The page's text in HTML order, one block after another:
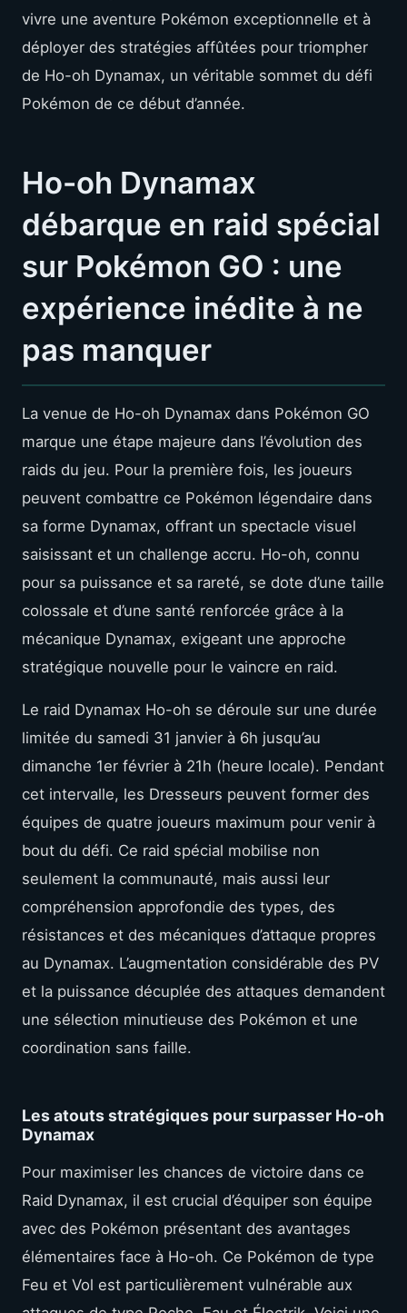
vivre une aventure Pokémon exceptionnelle et à
déployer des stratégies affûtées pour triompher
de Ho-oh Dynamax, un véritable sommet du défi
Pokémon de ce début d’année.
Ho-oh Dynamax
débarque en raid spécial
sur Pokémon GO : une
expérience inédite à ne
pas manquer
La venue de Ho-oh Dynamax dans Pokémon GO
marque une étape majeure dans l’évolution des
raids du jeu. Pour la première fois, les joueurs
peuvent combattre ce Pokémon légendaire dans
sa forme Dynamax, offrant un spectacle visuel
saisissant et un challenge accru. Ho-oh, connu
pour sa puissance et sa rareté, se dote d’une taille
colossale et d’une santé renforcée grâce à la
mécanique Dynamax, exigeant une approche
stratégique nouvelle pour le vaincre en raid.
Le raid Dynamax Ho-oh se déroule sur une durée
limitée du samedi 31 janvier à 6h jusqu’au
dimanche 1er février à 21h (heure locale). Pendant
cet intervalle, les Dresseurs peuvent former des
équipes de quatre joueurs maximum pour venir à
bout du défi. Ce raid spécial mobilise non
seulement la communauté, mais aussi leur
compréhension approfondie des types, des
résistances et des mécaniques d’attaque propres
au Dynamax. L’augmentation considérable des PV
et la puissance décuplée des attaques demandent
une sélection minutieuse des Pokémon et une
coordination sans faille.
Les atouts stratégiques pour surpasser Ho-oh
Dynamax
Pour maximiser les chances de victoire dans ce
Raid Dynamax, il est crucial d’équiper son équipe
avec des Pokémon présentant des avantages
élémentaires face à Ho-oh. Ce Pokémon de type
Feu et Vol est particulièrement vulnérable aux